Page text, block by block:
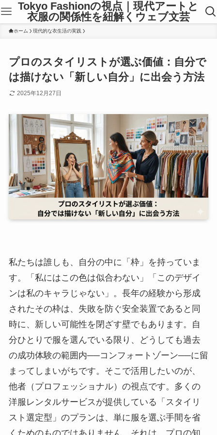
Tokyo Fashionの視点｜現代アートと
衣服の関係性を紐解くウェブ文芸
ホーム 現代的な衣生活の実践
プロのスタイリストが選ぶ価値：自分で
は描けない「新しい自分」に出会う方法
2025年12月27日
私たちは誰しも、自分の中に「枠」を持っていま
す。「私にはこの色は似合わない」「このデザイ
ンは私のキャラじゃない」。長年の経験から形成
されたその枠は、失敗を防ぐ安全装置であると同
時に、新しい可能性を閉ざす壁でもあります。自
分ひとりで服を選んでいる限り、どうしても過去
の成功体験の範囲内──コンフォートゾーン──に留
まってしまいがちです。そこで活用したいのが、
他者（プロフェッショナル）の視点です。多くの
洋服レンタルサービスが提供している「スタイリ
スト選定型」のプランは、単に服を選ぶ手間を省